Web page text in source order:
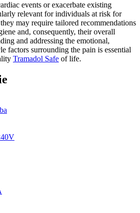
events or exacerbate existing
relevant for individuals at risk for
may require tailored recommendations
and, consequently, their overall
and addressing the emotional,
factors surrounding the pain is essential
Tramadol Safe of life.